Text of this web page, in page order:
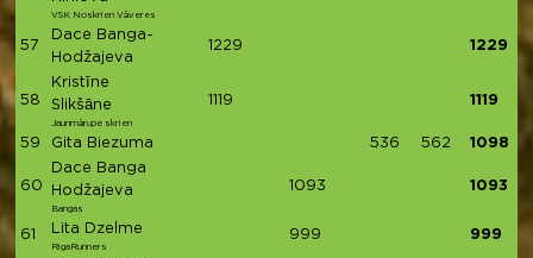
VSK Noskrien Vāveres
57
Dace Banga-
Hodžajeva
1229 1229
58
Kristīne
Slikšāne
Jaunmārupe skrien
1119 1119
59 Gita Biezuma 536 562 1098
60
Dace Banga
Hodžajeva
Bangas
1093 1093
61 Lita Dzelme
RigaRunners
999 999